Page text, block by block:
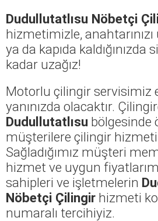
Dudullutatlısu Nöbetçi
hizmetimizle,
ya da kapıda kaldığınızda
kadar uzağız!
Motorlu çilingir servisimiz
yanınızda olacaktır.
Dudullutatlısu bölgesinde
müşterilere çilingir
Sağladığımız müşteri
hizmet ve uygun
sahipleri ve işletmelerin
Nöbetçi Çilingir hizmeti
numaralı tercihiyiz.